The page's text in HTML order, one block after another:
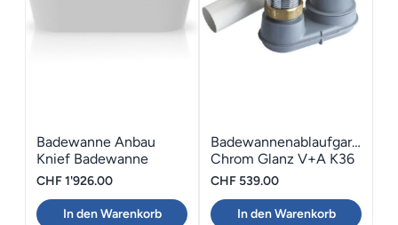
Badewanne Anbau
Knief Badewanne
„WALL“ 180×80
CHF1'926.00
In den Warenkorb
Badewannenablaufgarnitur
Chrom Glanz V+A K36
CHF 539.00
In den Warenkorb